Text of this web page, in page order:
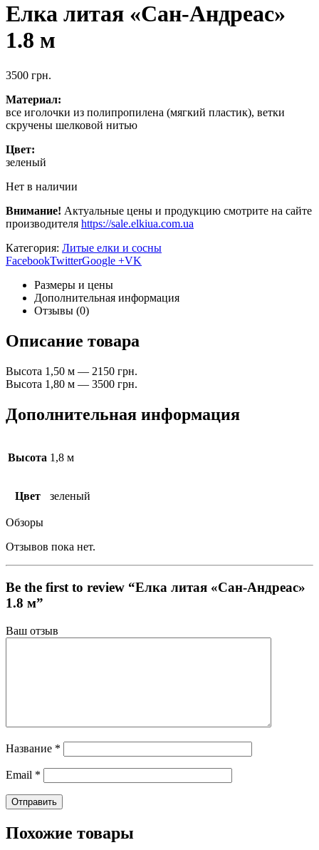
Елка литая «Сан-Андреас»
1.8 м
3500 грн.
Материал:
все иголочки из полипропилена (мягкий пластик), ветки
скручены шелковой нитью
Цвет:
зеленый
Нет в наличии
Внимание! Актуальные цены и продукцию смотрите на сайте
производителя https://sale.elkiua.com.ua
Категория: Литые елки и сосны
FacebookTwitterGoogle +VK
Размеры и цены
Дополнительная информация
Отзывы (0)
Описание товара
Высота 1,50 м — 2150 грн.
Высота 1,80 м — 3500 грн.
Дополнительная информация
Высота 1,8 м
Цвет зеленый
Обзоры
Отзывов пока нет.
Be the first to review “Елка литая «Сан-Андреас»
1.8 м”
Ваш отзыв
Название *
Email *
Похожие товары